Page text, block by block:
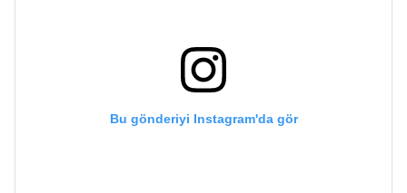
Bu gönderiyi Instagram'da gör